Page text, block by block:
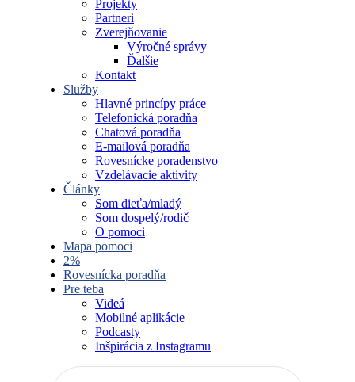
Projekty
Partneri
Zverejňovanie
Výročné správy
Ďalšie
Kontakt
Služby
Hlavné princípy práce
Telefonická poradňa
Chatová poradňa
E-mailová poradňa
Rovesnícke poradenstvo
Vzdelávacie aktivity
Články
Som dieťa/mladý
Som dospelý/rodič
O pomoci
Mapa pomoci
2%
Rovesnícka poradňa
Pre teba
Videá
Mobilné aplikácie
Podcasty
Inšpirácia z Instagramu